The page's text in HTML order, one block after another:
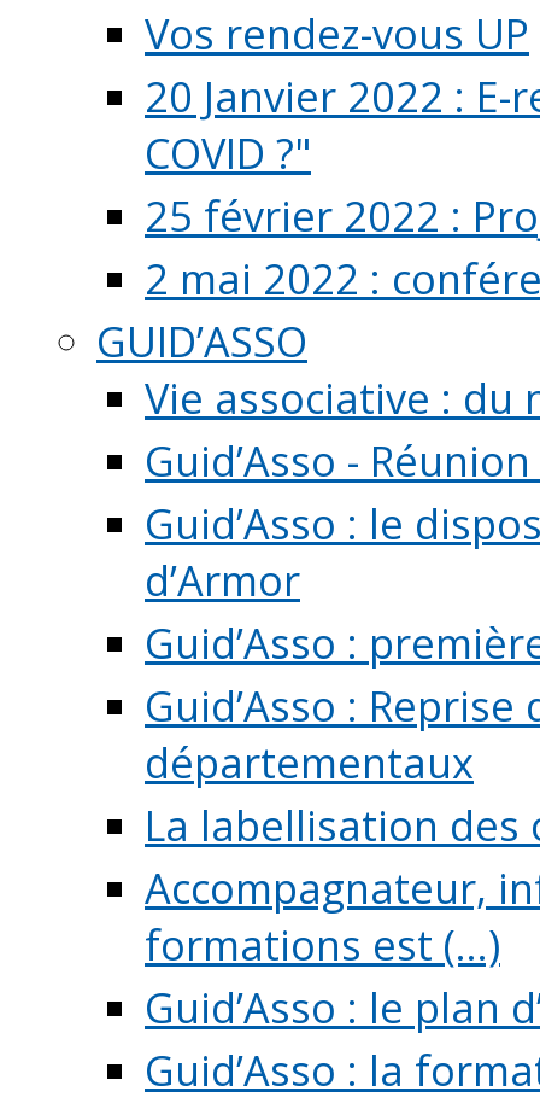
Vos rendez-vous UP
20 Janvier 2022 :
COVID ?"
25 février 2022 :
2 mai 2022 :
GUID’ASSO
Vie associative : du
Guid’Asso -
Guid’Asso : le
d’Armor
Guid’Asso :
Guid’Asso :
départementaux
La labellisation
Accompagnateur,
formations est (...)
Guid’Asso : le plan
Guid’Asso : la